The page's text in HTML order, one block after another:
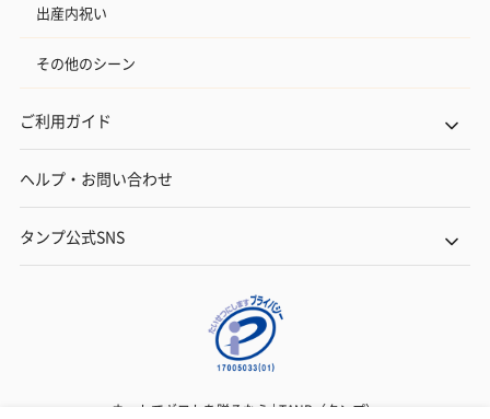
出産内祝い
その他のシーン
ご利用ガイド
ヘルプ・お問い合わせ
タンプ公式SNS
ネットでギフトを贈るなら | TANP（タンプ）